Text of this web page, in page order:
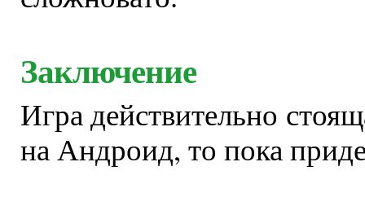
Заключение
Игра действительно
на Андроид, то пока